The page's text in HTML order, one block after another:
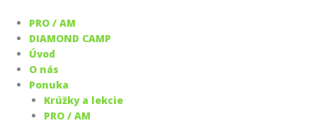
obsah
PRO / AM
DIAMOND CAMP
Úvod
O nás
Ponuka
Krúžky a lekcie
PRO / AM